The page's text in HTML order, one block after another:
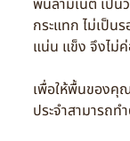
กระแทก ไม่เป็น
แน่น แข็ง จึงไม่
เพื่อให้พื้นของคุ
ประจำสามารถท